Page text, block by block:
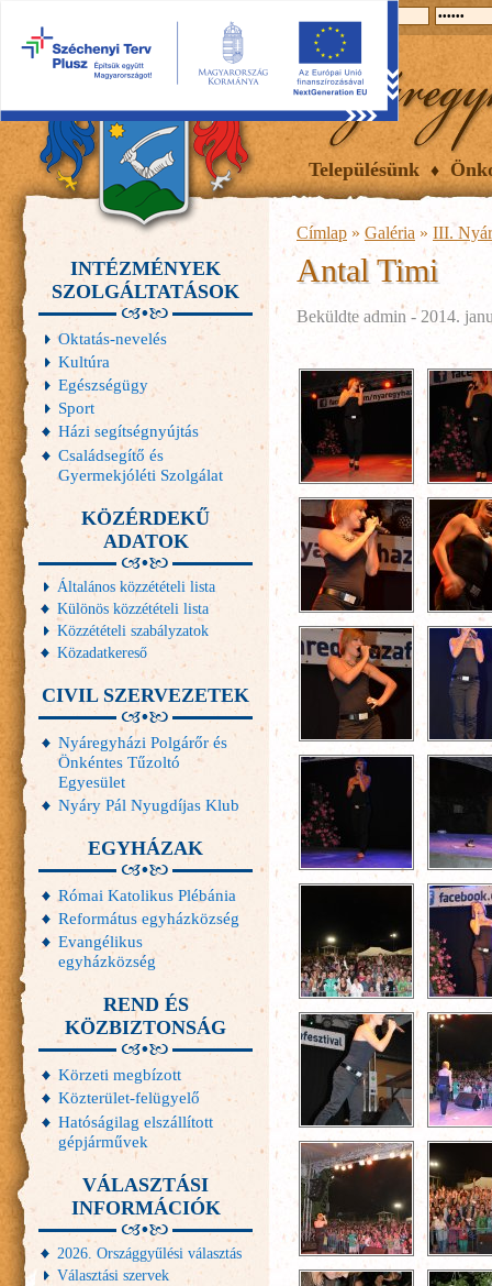
Településünk
Címlap » Galéria » III.
Antal Timi
Beküldte admin - 2014.
INTÉZMÉNYEK
SZOLGÁLTATÁSOK
Oktatás-nevelés
Kultúra
Egészségügy
Sport
Házi segítségnyújtás
Családsegítő és
Gyermekjóléti Szolgálat
KÖZÉRDEKŰ
ADATOK
Általános közzétételi lista
Különös közzétételi lista
Közzétételi szabályzatok
Közadatkereső
CIVIL SZERVEZETEK
Nyáregyházi Polgárőr és
Önkéntes Tűzoltó
Egyesület
Nyáry Pál Nyugdíjas Klub
EGYHÁZAK
Római Katolikus Plébánia
Református egyházközség
Evangélikus
egyházközség
REND ÉS
KÖZBIZTONSÁG
Körzeti megbízott
Közterület-felügyelő
Hatóságilag elszállított
gépjárművek
VÁLASZTÁSI
INFORMÁCIÓK
2026. Országgyűlési választás
Választási szervek